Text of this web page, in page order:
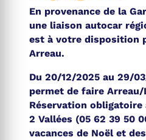
En provenance de la
une liaison autocar
est à votre disposition
Arreau.
Du 20/12/2025 au 29/
permet de faire
Réservation obligatoire
2 Vallées (05 62 39 50
vacances de Noël et